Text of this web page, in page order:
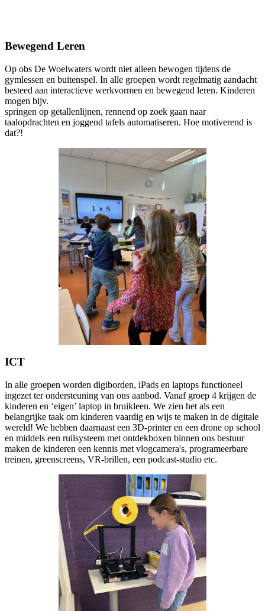
Bewegend Leren
Op obs De Woelwaters wordt niet alleen bewogen tijdens de
gymlessen en buitenspel. In alle groepen wordt regelmatig aandacht
besteed aan interactieve werkvormen en bewegend leren. Kinderen
mogen bijv.
springen op getallenlijnen, rennend op zoek gaan naar
taalopdrachten en joggend tafels automatiseren. Hoe motiverend is
dat?!
ICT
In alle groepen worden digiborden, iPads en laptops functioneel
ingezet ter ondersteuning van ons aanbod. Vanaf groep 4 krijgen de
kinderen en ‘eigen’ laptop in bruikleen. We zien het als een
belangrijke taak om kinderen vaardig en wijs te maken in de digitale
wereld! We hebben daarnaast een 3D-printer en een drone op school
en middels een ruilsysteem met ontdekboxen binnen ons bestuur
maken de kinderen een kennis met vlogcamera's, programeerbare
treinen, greenscreens, VR-brillen, een podcast-studio etc.